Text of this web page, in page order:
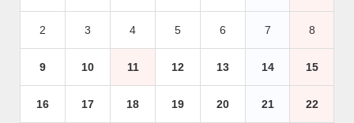
2 3 4 5 6 7 8
9 10 11 12 13 14 15
16 17 18 19 20 21 22